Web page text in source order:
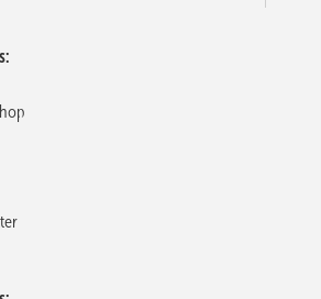
die neueste Generation von Mischbatterien.
in Namibia. Das rustikale Design trifft den
in keinem Hipster-Bad 2020 fehlen.